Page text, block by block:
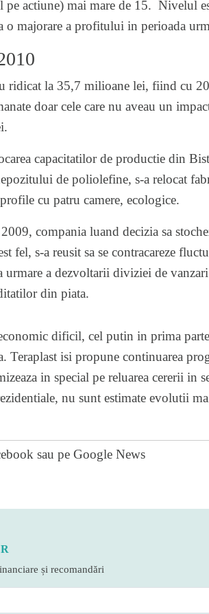
actiune) mai mare de 15. Nivelul
majorare a profitului in perioada
ridicat la 35,7 milioane lei, fiind cu
doar cele care nu aveau un
capacitatilor de productie din
de poliolefine, s-a relocat
cu patru camere, ecologice.
compania luand decizia sa
fel, s-a reusit sa se contracareze
a dezvoltarii diviziei de
din piata.
dificil, cel putin in prima
Teraplast isi propune continuarea
in special pe reluarea cererii in
nu sunt estimate evolutii
sau pe Google News
și recomandări